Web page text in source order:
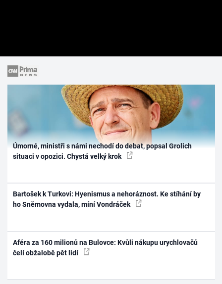
Úmorné, ministři s námi nechodí do debat, popsal Grolich
situaci v opozici. Chystá velký krok
Bartošek k Turkovi: Hyenismus a nehoráznost. Ke stíhání by
ho Sněmovna vydala, míní Vondráček
Aféra za 160 milionů na Bulovce: Kvůli nákupu urychlovačů
čelí obžalobě pět lidí